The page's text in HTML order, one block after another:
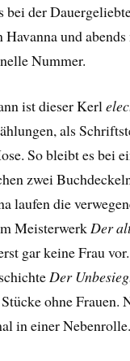
bei der
und
Nummer.
ist dieser Kerl
als
So bleibt es bei
zwei
laufen die
MeisterwerkDer
gar keine Frau
Der
ohne Frauen.
in einer Nebenrolle.